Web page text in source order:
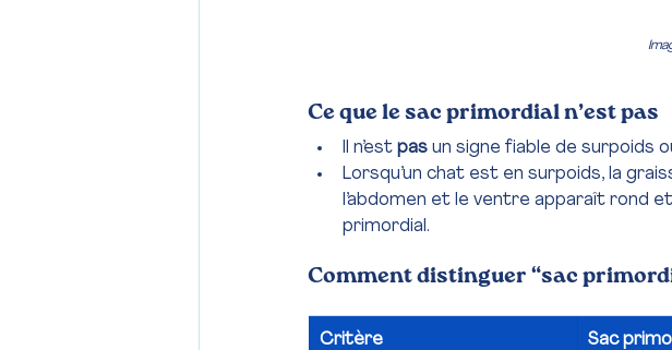
Ce que le sac primordial n’est pas
Il n’est pas un signe fiable de surpoids
Lorsqu’un chat est en surpoids, la
l’abdomen et le ventre apparaît rond
primordial.
Comment distinguer “sac
Critère Sac